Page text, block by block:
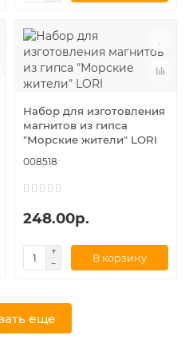
Набор для изготовления
магнитов из гипса
"Морские жители" LORI
008518
248.00р.
В корзину
еще